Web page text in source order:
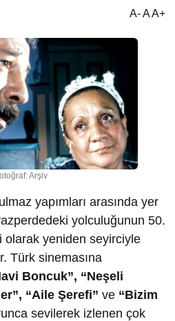
A- A A+
Arşiv
yapımları arasında yer
yolculuğunun 50.
olarak yeniden seyirciyle
Türk sinemasına
Boncuk”, “Neşeli
“Aile Şerefi” ve “Bizim
sevilerek izlenen çok